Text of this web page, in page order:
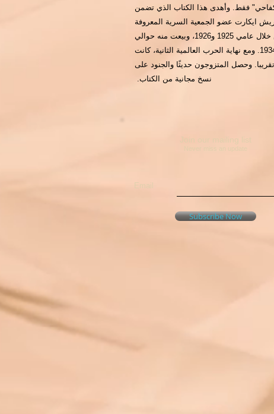
فقط. وأهدى هذا الكتاب الذي تضمن
ايكارت عضو الجمعية السرية المعروفة
باسم "جمعية ثاتل". فنشر هذا الكتاب في مجلدين خلال عامي 1925 و1926، وبيعت منه حوالي
مائتين وأربعين ألف نسخة ما بين عامي 1925 و1934. ومع نهاية الحرب العالمية الثانية، كانت
وحصل المتزوجون حديثًا والجنود على
نسخ مجانية من الكتاب.
Email
Subscribe Now